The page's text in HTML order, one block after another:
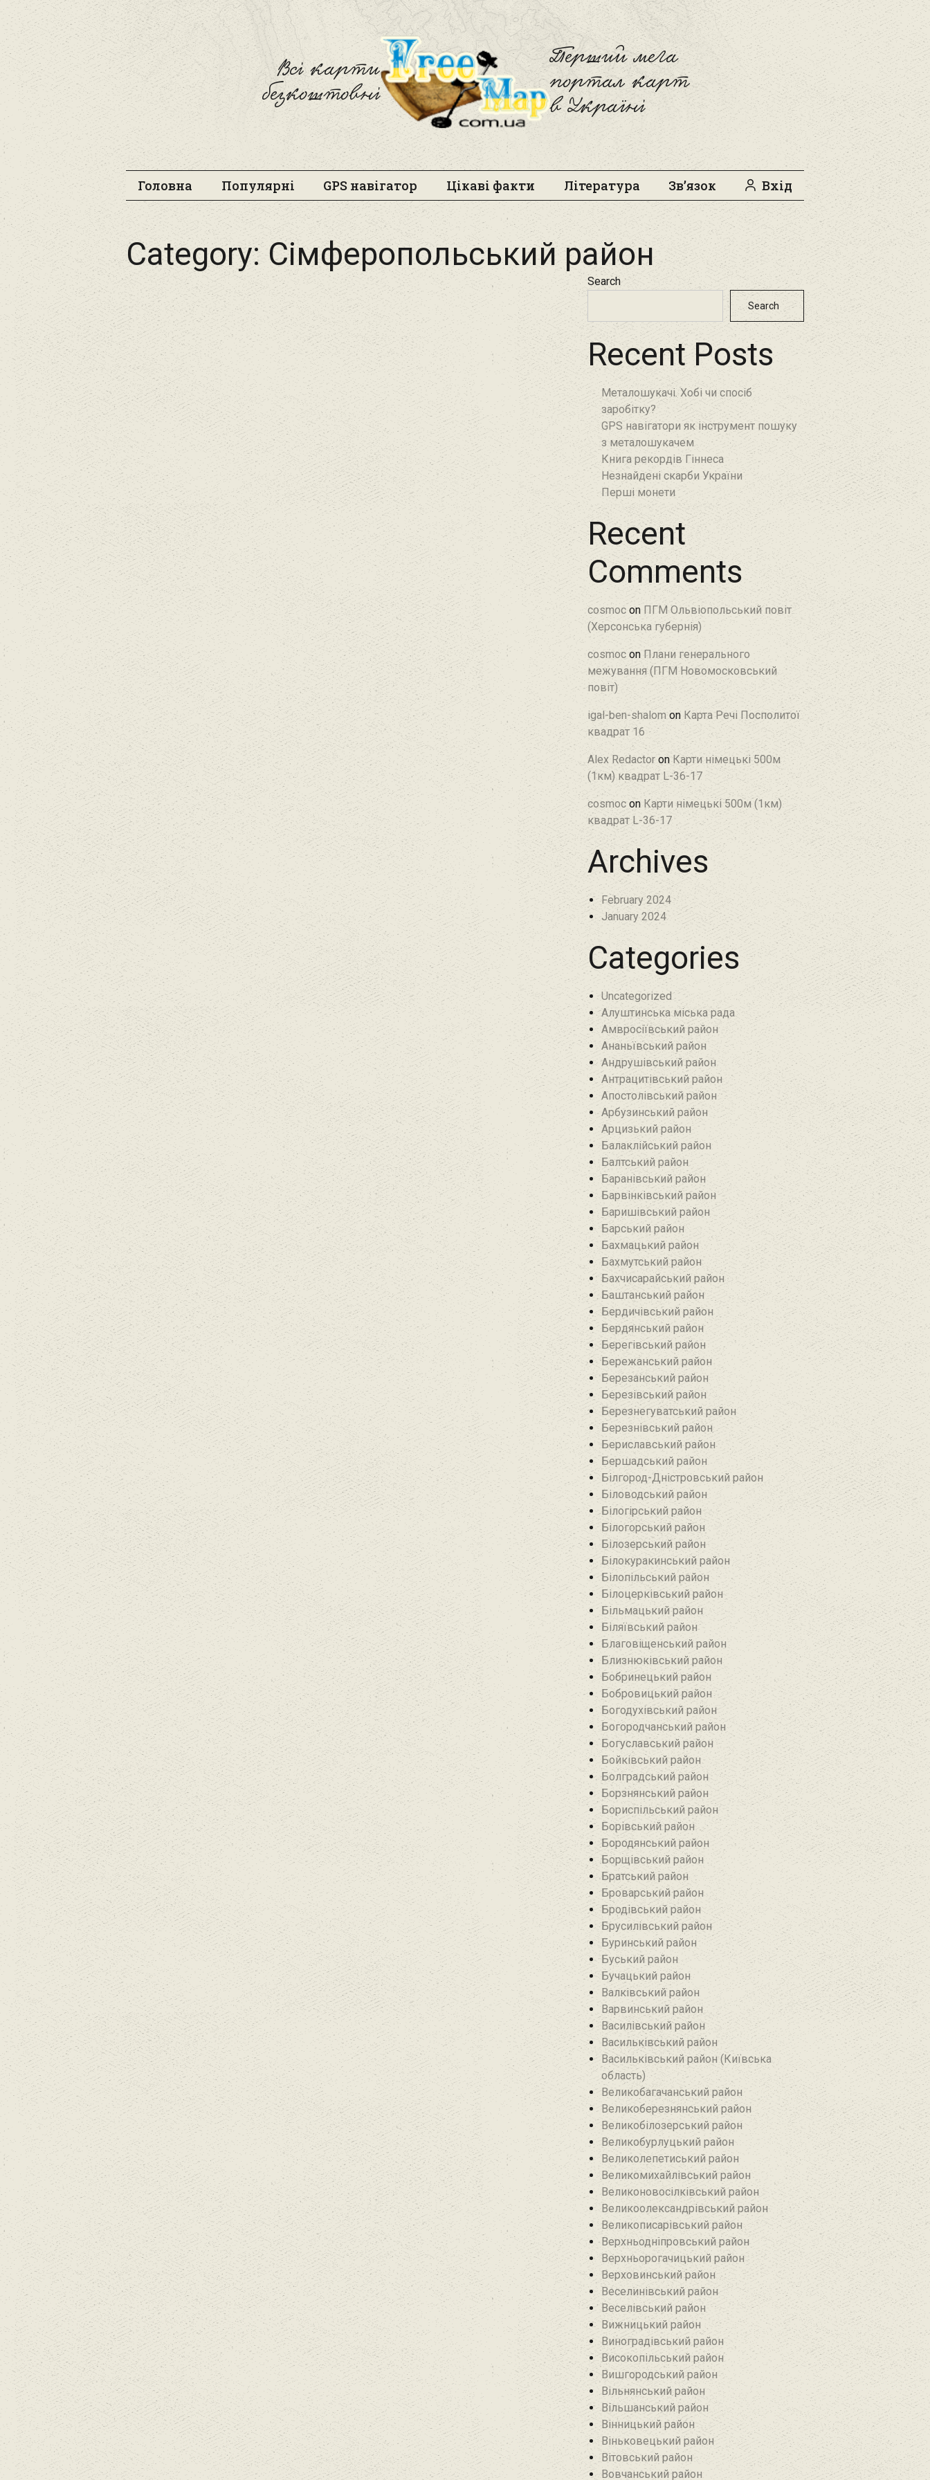
Всі карти
безкоштовні
Freemap
Перший мега
портал карт
в Україні
Головна Популярні GPS навігатор Цікаві факти Література Зв’язок Вхід
Category:Сімферопольський район
Search
Search
Recent Posts
Металошукачі. Хобі чи спосіб
заробітку?
GPS навігатори як інструмент пошуку
з металошукачем
Книга рекордів Гіннеса
Незнайдені скарби України
Перші монети
Recent
Comments
cosmocon ПГМ Ольвіопольський повіт
(Херсонська губернія)
cosmocon Плани генерального
межування (ПГМ Новомосковський
повіт)
igal-ben-shalomon Карта Речі Посполитої
квадрат 16
Alex Redactoron Карти німецькі 500м
(1км) квадрат L-36-17
cosmocon Карти німецькі 500м (1км)
квадрат L-36-17
Archives
February 2024
January 2024
Categories
Uncategorized
Алуштинська міська рада
Амвросіївський район
Ананьївський район‎
Андрушівський район‎
Антрацитівський район‎
Апостолівський район
Арбузинський район‎
Арцизький район‎
Балаклійський район
Балтський район‎
Баранівський район‎
Барвінківський район
Баришівський район
Барський район
Бахмацький район
Бахмутський район
Бахчисарайський район
Баштанський район
Бердичівський район
Бердянський район
Берегівський район
Бережанський район‎
Березанський район‎
Березівський район
Березнегуватський район‎
Березнівський район‎
Бериславський район
Бершадський район
Білгород-Дністровський район
Біловодський район‎
Білогірський район
Білогорський район
Білозерський район
Білокуракинський район‎
Білопільський район
Білоцерківський район
Більмацький район
Біляївський район‎
Благовіщенський район
Близнюківський район
Бобринецький район
Бобровицький район
Богодухівський район
Богородчанський район
Богуславський район
Бойківський район
Болградський район
Борзнянський район
Бориспільський район
Борівський район
Бородянський район
Борщівський район‎
Братський район‎
Броварський район
Бродівський район‎
Брусилівський район‎
Буринський район
Буський район‎
Бучацький район
Валківський район
Варвинський район
Василівський район
Васильківський район
Васильківський район (Київська
область)
Великобагачанський район
Великоберезнянський район
Великобілозерський район‎
Великобурлуцький район
Великолепетиський район
Великомихайлівський район‎
Великоновосілківський район‎
Великоолександрівський район
Великописарівський район
Верхньодніпровський район
Верхньорогачицький район
Верховинський район
Веселинівський район‎
Веселівський район‎
Вижницький район
Виноградівський район
Високопільський район
Вишгородський район
Вільнянський район‎
Вільшанський район
Вінницький район
Віньковецький район
Вітовський район
Вовчанський район